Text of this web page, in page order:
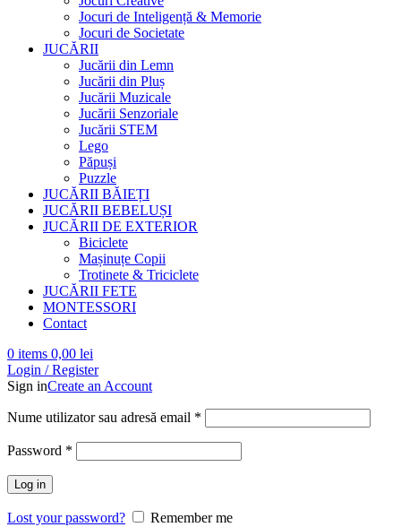
Jocuri de Inteligență & Memorie
Jocuri de Societate
JUCĂRII
Jucării din Lemn
Jucării din Pluș
Jucării Muzicale
Jucării Senzoriale
Jucării STEM
Lego
Păpuși
Puzzle
JUCĂRII BĂIEȚI
JUCĂRII BEBELUȘI
JUCĂRII DE EXTERIOR
Biciclete
Mașinuțe Copii
Trotinete & Triciclete
JUCĂRII FETE
MONTESSORI
Contact
0 items 0,00 lei
Login / Register
Sign inCreate an Account
Nume utilizator sau adresă email *
Password *
Log in
Lost your password? Remember me